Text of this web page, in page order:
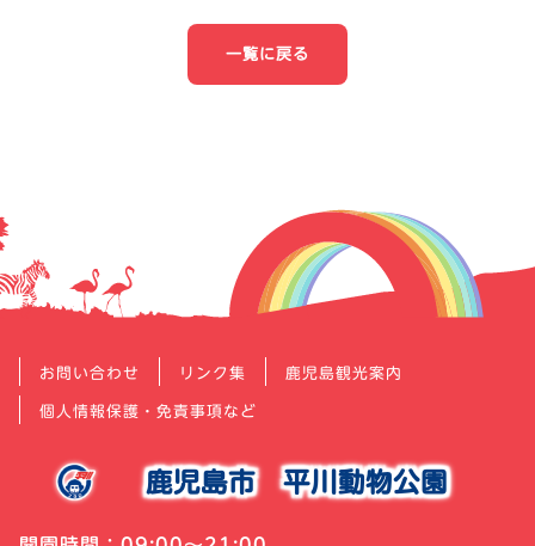
一覧に戻る
お問い合わせ リンク集 鹿児島観光案内
個人情報保護・免責事項など
鹿児島市平川動物公園